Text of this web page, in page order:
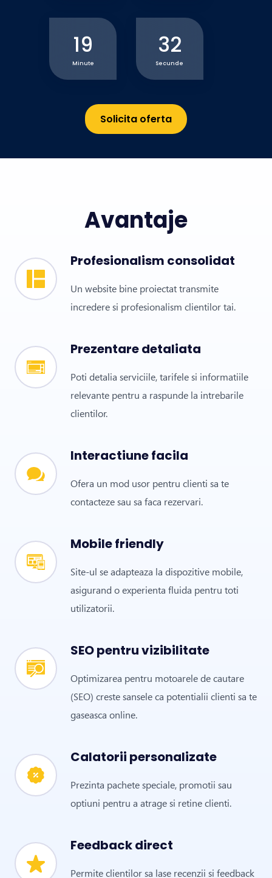
19
Minute
30
Secunde
Solicita oferta
Avantaje
Profesionalism consolidat
Un website bine proiectat transmite
incredere si profesionalism clientilor tai.
Prezentare detaliata
Poti detalia serviciile, tarifele si informatiile
relevante pentru a raspunde la intrebarile
clientilor.
Interactiune facila
Ofera un mod usor pentru clienti sa te
contacteze sau sa faca rezervari.
Mobile friendly
Site-ul se adapteaza la dispozitive mobile,
asigurand o experienta fluida pentru toti
utilizatorii.
SEO pentru vizibilitate
Optimizarea pentru motoarele de cautare
(SEO) creste sansele ca potentialii clienti sa te
gaseasca online.
Calatorii personalizate
Prezinta pachete speciale, promotii sau
optiuni pentru a atrage si retine clienti.
Feedback direct
Permite clientilor sa lase recenzii si feedback